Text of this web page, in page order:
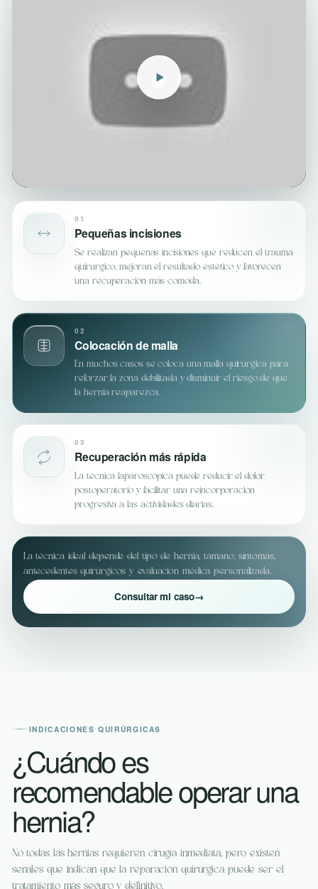
01
Pequeñas incisiones
Se realizan pequeñas incisiones que reducen el trauma
quirúrgico, mejoran el resultado estético y favorecen
una recuperación más cómoda.
02
Colocación de malla
En muchos casos se coloca una malla quirúrgica para
reforzar la zona debilitada y disminuir el riesgo de que
la hernia reaparezca.
03
Recuperación más rápida
La técnica laparoscópica puede reducir el dolor
postoperatorio y facilitar una reincorporación
progresiva a las actividades diarias.
La técnica ideal depende del tipo de hernia, tamaño, síntomas,
antecedentes quirúrgicos y evaluación médica personalizada.
Consultar mi caso→
INDICACIONES QUIRÚRGICAS
¿Cuándo es
recomendable operar una
hernia?
No todas las hernias requieren cirugía inmediata, pero existen
señales que indican que la reparación quirúrgica puede ser el